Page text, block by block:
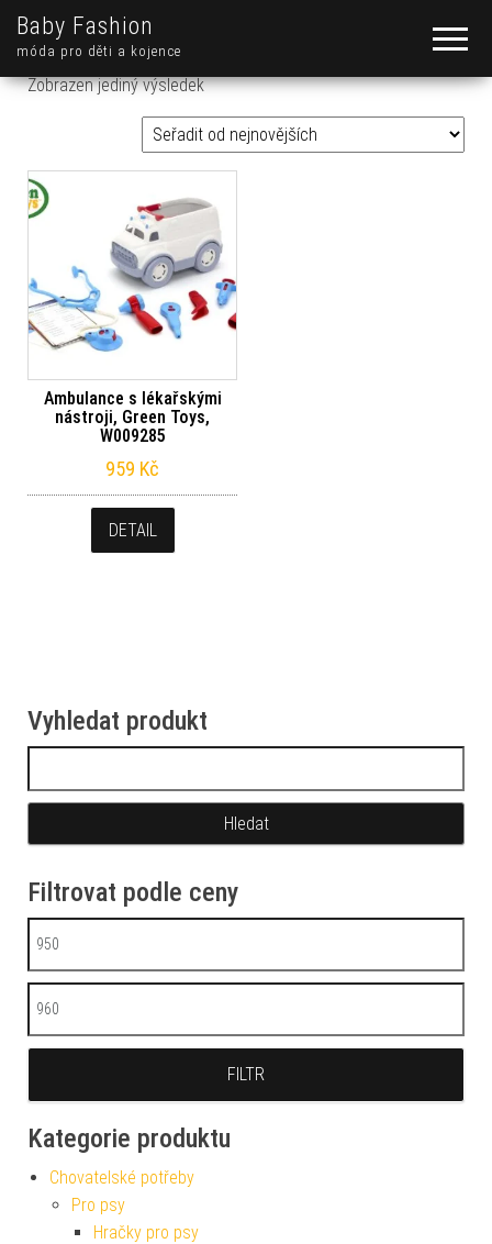
Baby Fashion
móda pro děti a kojence
Zobrazen jediný výsledek
Ambulance s lékařskými
nástroji, Green Toys,
W009285
959 Kč
DETAIL
Vyhledat produkt
Filtrovat podle ceny
Minimální cena
Maximální cena
FILTR
Kategorie produktu
Chovatelské potřeby
Pro psy
Hračky pro psy